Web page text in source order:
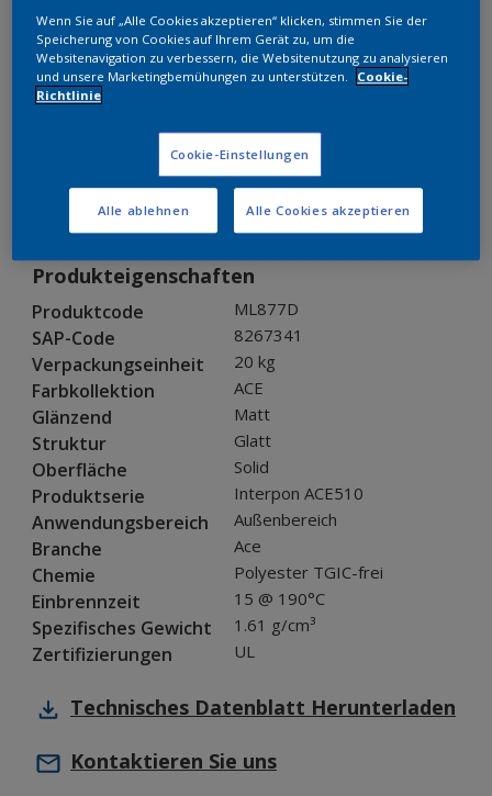
Grey
ML877D
Muster bestellen
Bestellen Sie direkt im Webshop
Produkteigenschaften
Produktcode ML877D
SAP-Code 8267341
Verpackungseinheit 20 kg
Farbkollektion ACE
Glänzend Matt
Struktur Glatt
Oberfläche Solid
Produktserie Interpon ACE510
Anwendungsbereich Außenbereich
Branche Ace
Chemie Polyester TGIC-frei
Einbrennzeit 15 @ 190°C
Spezifisches Gewicht 1.61 g/cm³
Zertifizierungen UL
Technisches Datenblatt Herunterladen
Kontaktieren Sie uns
Wenn Sie auf „Alle Cookies akzeptieren“ klicken, stimmen Sie der
Speicherung von Cookies auf Ihrem Gerät zu, um die
Websitenavigation zu verbessern, die Websitenutzung zu analysieren
und unsere Marketingbemühungen zu unterstützen.
Cookie-
Richtlinie
Cookie-Einstellungen
Alle ablehnen Alle Cookies akzeptieren